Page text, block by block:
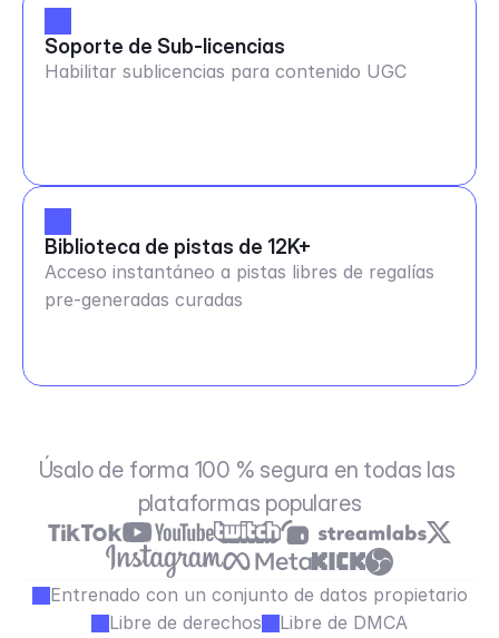
Soporte de Sub-licencias
Habilitar sublicencias para contenido UGC
Biblioteca de pistas de 12K+
Acceso instantáneo a pistas libres de regalías
pre-generadas curadas
Úsalo de forma 100 % segura en todas las
plataformas populares
Entrenado con un conjunto de datos propietario
Libre de derechos
Libre de DMCA